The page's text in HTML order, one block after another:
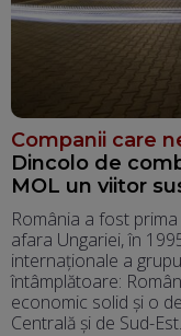
Companii care
Dincolo de
MOL un viitor
România a fost
afara Ungariei, în
internaționale a
întâmplătoare:
economic solid și o
Centrală și de Sud-